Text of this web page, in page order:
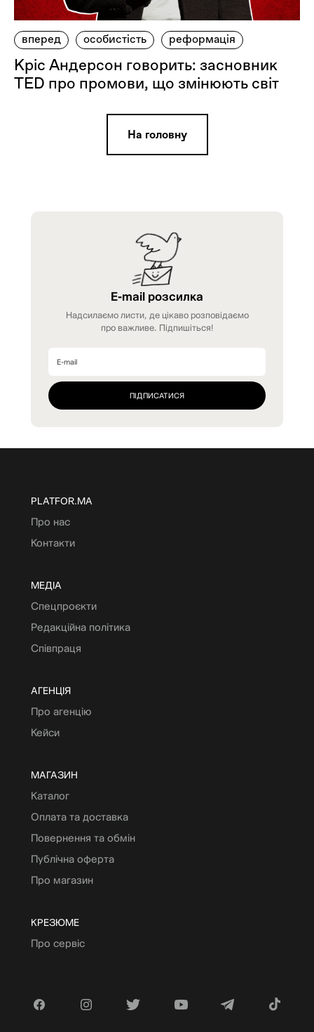
вперед особистість реформація
Кріс Андерсон говорить: засновник
TED про промови, що змінюють світ
На головну
E-mail розсилка
Надсилаємо листи, де цікаво розповідаємо
про важливе. Підпишіться!
PLATFOR.MA
Про нас
Контакти
МЕДІА
Спецпроєкти
Редакційна політика
Співпраця
АГЕНЦІЯ
Про агенцію
Кейси
МАГАЗИН
Каталог
Оплата та доставка
Повернення та обмін
Публічна оферта
Про магазин
КРЕЗЮМЕ
Про сервіс